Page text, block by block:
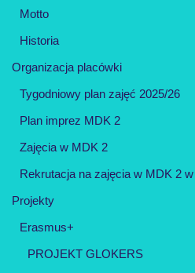
Motto
Historia
Organizacja placówki
Tygodniowy plan zajęć 2025/26
Plan imprez MDK 2
Zajęcia w MDK 2
Rekrutacja na zajęcia w MDK 2
Projekty
Erasmus+
PROJEKT GLOKERS